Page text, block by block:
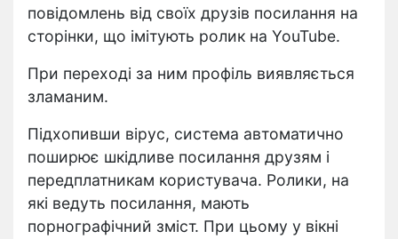
повідомлень від своїх друзів посилання на
сторінки, що імітують ролик на YouTube.
При переході за ним профіль виявляється
зламаним.
Підхопивши вірус, система автоматично
поширює шкідливе посилання друзям і
передплатникам користувача. Ролики, на
які ведуть посилання, мають
порнографічний зміст. При цьому у вікні